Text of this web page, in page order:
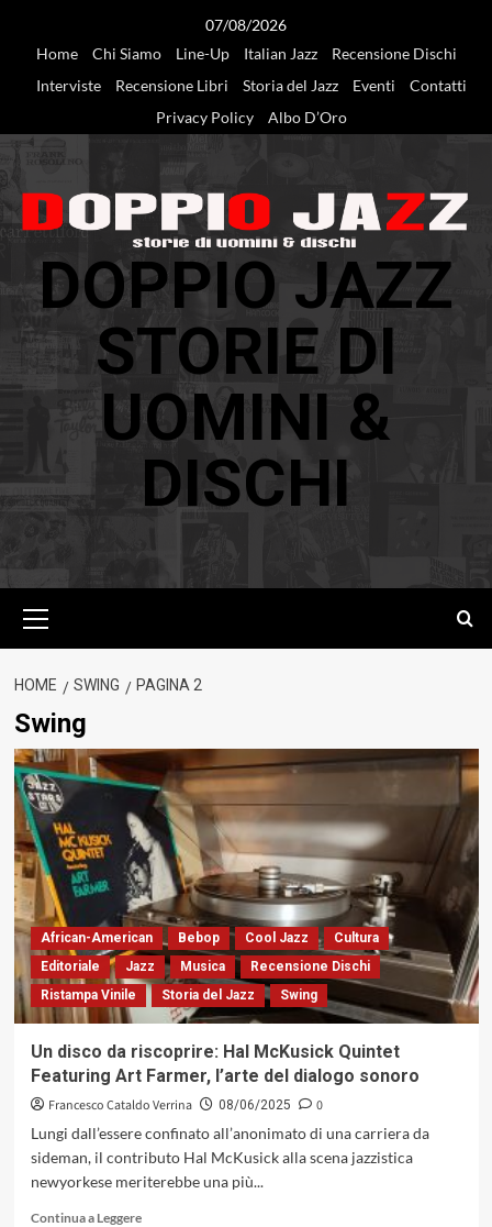
07/08/2026
Home
Chi Siamo Line-Up Italian Jazz
Recensione Dischi
Interviste
Recensione Libri Storia del Jazz Eventi
Contatti
Privacy Policy
Albo D’Oro
DOPPIO JAZZ
STORIE DI
UOMINI &
DISCHI
principale
HOME SWING PAGINA 2
Swing
African-American Bebop Cool Jazz
Cultura
Editoriale
Jazz Musica
Recensione Dischi
Ristampa Vinile
Storia del Jazz Swing
Un disco da riscoprire: Hal McKusick Quintet
Featuring Art Farmer, l’arte del dialogo sonoro
Francesco Cataldo Verrina 08/06/2025
0
Lungi dall’essere confinato all’anonimato di una carriera da
sideman, il contributo Hal McKusick alla scena jazzistica
newyorkese meriterebbe una più...
Continua a LeggereLeggi